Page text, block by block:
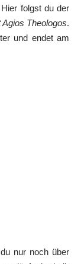
folgst du der
Theologos.
und endet am
nur noch über